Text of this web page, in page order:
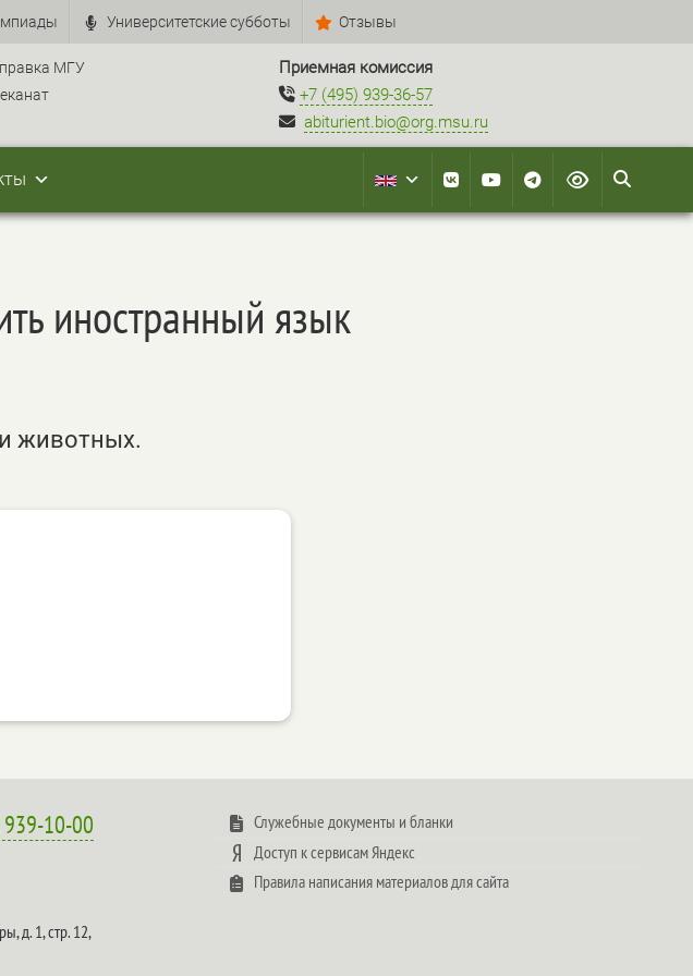
Университетские субботы Отзывы
МГУ
Приемная комиссия
+7 (495) 939-36-57
abiturient.bio@org.msu.ru
иностранный язык
животных.
10-00
д. 1, стр. 12,
Служебные документы и бланки
Доступ к сервисам Яндекс
Правила написания материалов для сайта